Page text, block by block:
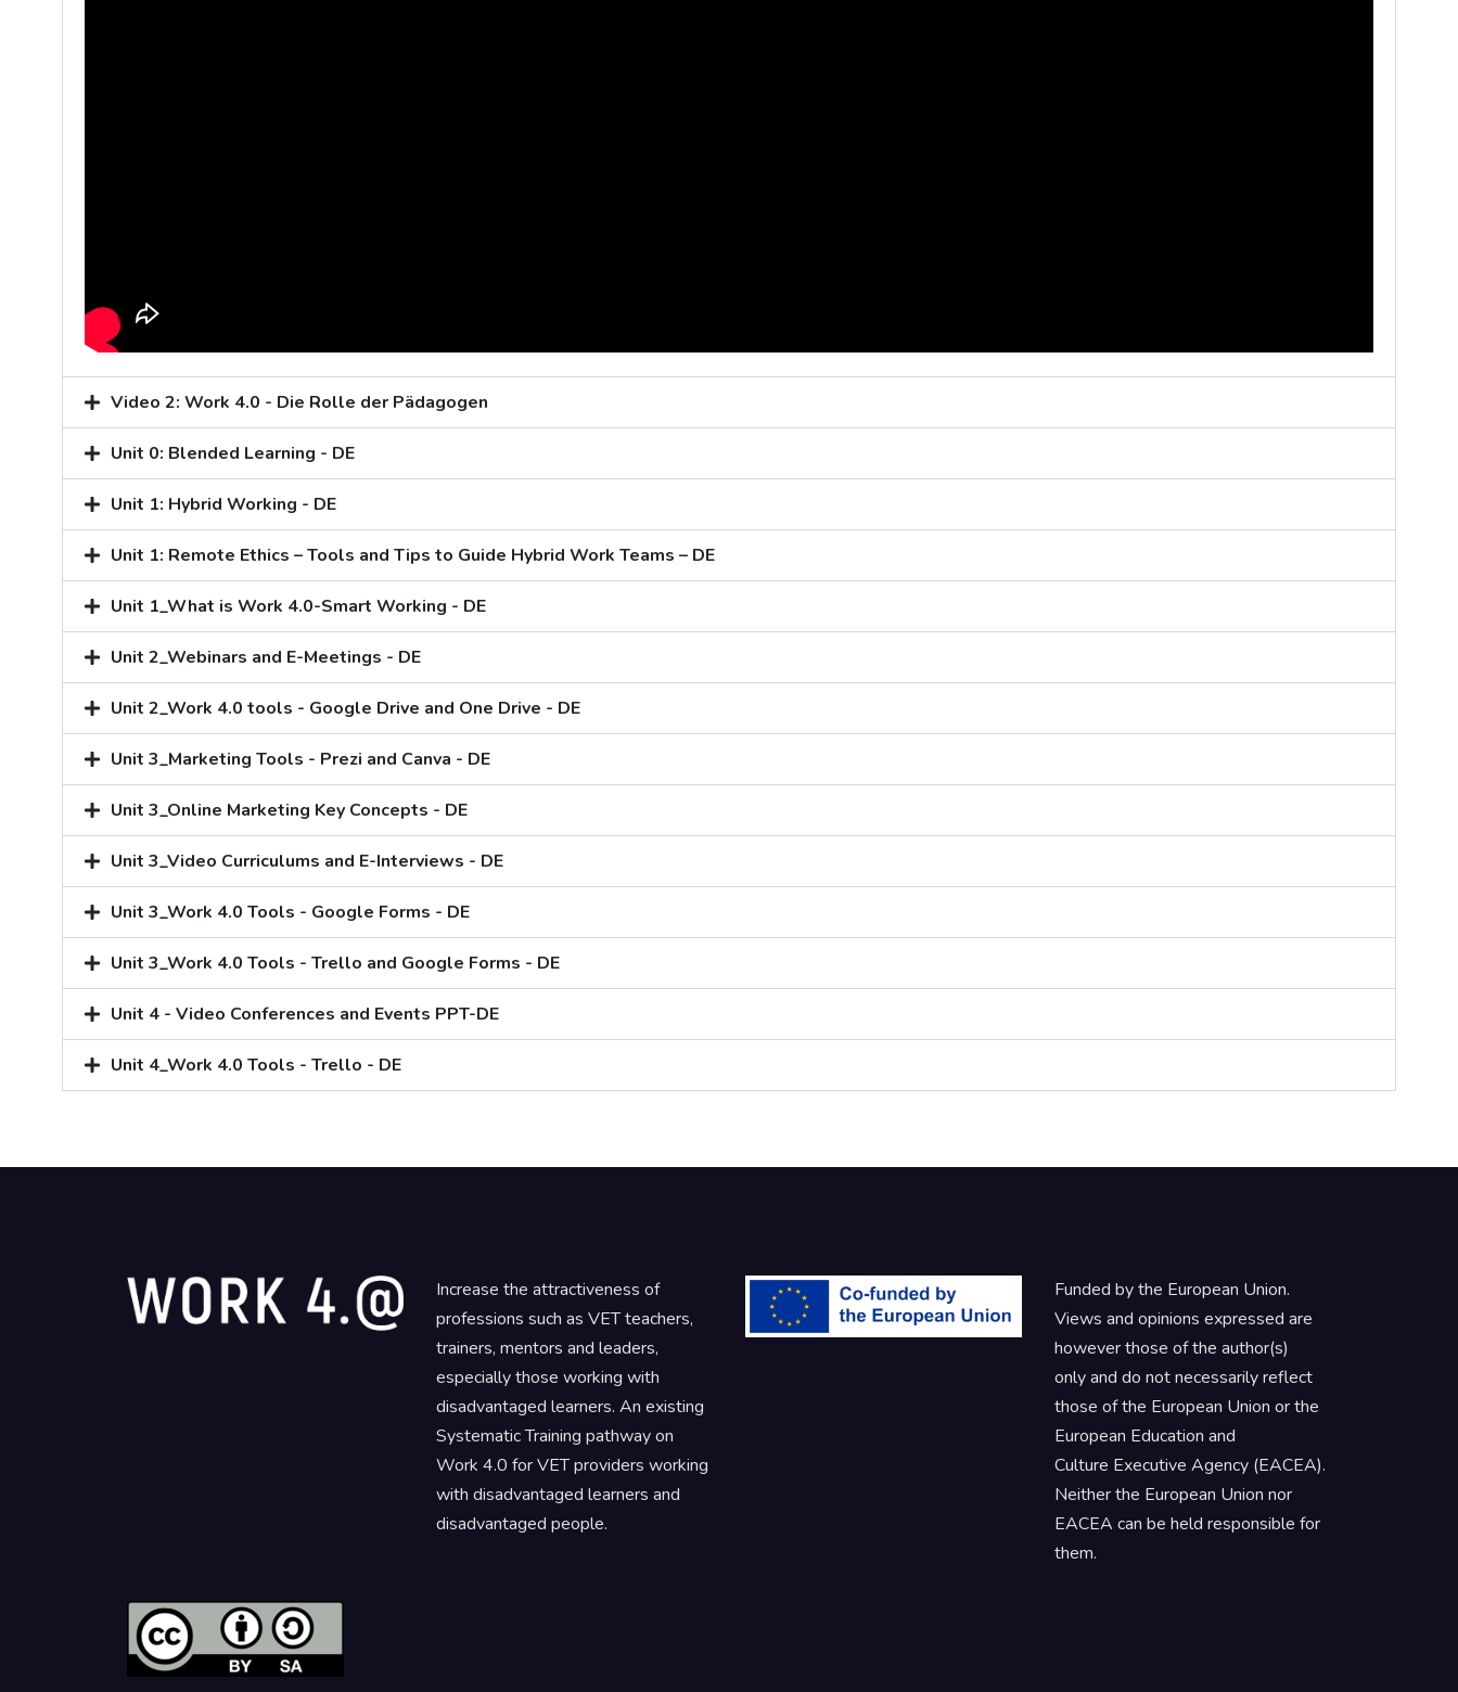
Video 2: Work 4.0 - Die Rolle der Pädagogen
Unit 0: Blended Learning - DE
Unit 1: Hybrid Working - DE
Unit 1: Remote Ethics – Tools and Tips to Guide Hybrid Work Teams – DE
Unit 1_What is Work 4.0-Smart Working - DE
Unit 2_Webinars and E-Meetings - DE
Unit 2_Work 4.0 tools - Google Drive and One Drive - DE
Unit 3_Marketing Tools - Prezi and Canva - DE
Unit 3_Online Marketing Key Concepts - DE
Unit 3_Video Curriculums and E-Interviews - DE
Unit 3_Work 4.0 Tools - Google Forms - DE
Unit 3_Work 4.0 Tools - Trello and Google Forms - DE
Unit 4 - Video Conferences and Events PPT-DE
Unit 4_Work 4.0 Tools - Trello - DE
Increase the attractiveness of
professions such as VET teachers,
trainers, mentors and leaders,
especially those working with
disadvantaged learners. An existing
Systematic Training pathway on
Work 4.0 for VET providers working
with disadvantaged learners and
disadvantaged people.
Funded by the European Union.
Views and opinions expressed are
however those of the author(s)
only and do not necessarily reflect
those of the European Union or the
European Education and
Culture Executive Agency (EACEA).
Neither the European Union nor
EACEA can be held responsible for
them.